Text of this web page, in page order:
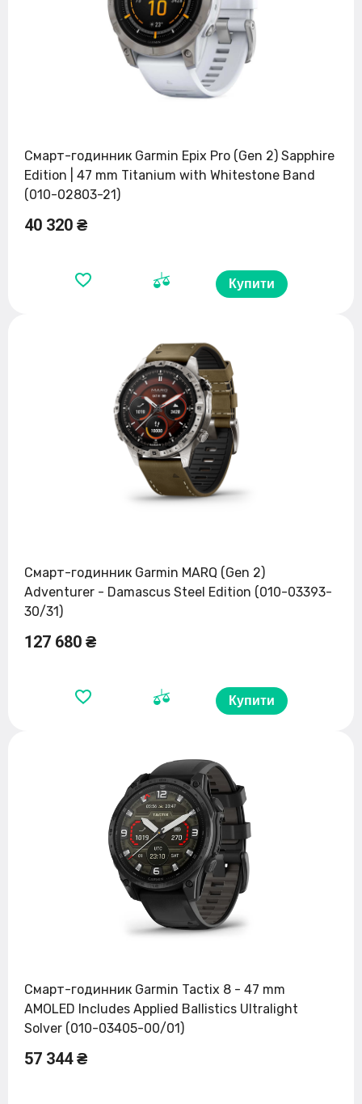
Смарт-годинник Garmin Epix Pro (Gen 2) Sapphire
Edition | 47 mm Titanium with Whitestone Band
(010-02803-21)
40 320 ₴
Купити
Смарт-годинник Garmin MARQ (Gen 2)
Adventurer - Damascus Steel Edition (010-03393-
30/31)
127 680 ₴
Купити
Смарт-годинник Garmin Tactix 8 - 47 mm
AMOLED Includes Applied Ballistics Ultralight
Solver (010-03405-00/01)
57 344 ₴